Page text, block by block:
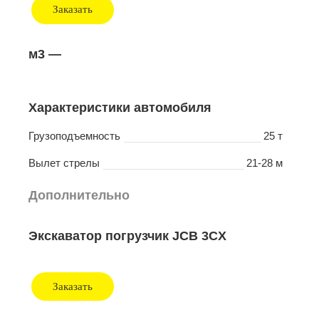
Заказать
м3 —
Характеристики автомобиля
Грузоподъемность 25 т
Вылет стрелы 21-28 м
Дополнительно
Экскаватор погрузчик JCB 3CX
Заказать